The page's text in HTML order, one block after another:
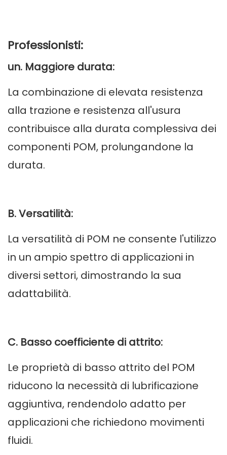
Professionisti:
un. Maggiore durata:
La combinazione di elevata resistenza
alla trazione e resistenza all'usura
contribuisce alla durata complessiva dei
componenti POM, prolungandone la
durata.
B. Versatilità:
La versatilità di POM ne consente l'utilizzo
in un ampio spettro di applicazioni in
diversi settori, dimostrando la sua
adattabilità.
C. Basso coefficiente di attrito:
Le proprietà di basso attrito del POM
riducono la necessità di lubrificazione
aggiuntiva, rendendolo adatto per
applicazioni che richiedono movimenti
fluidi.